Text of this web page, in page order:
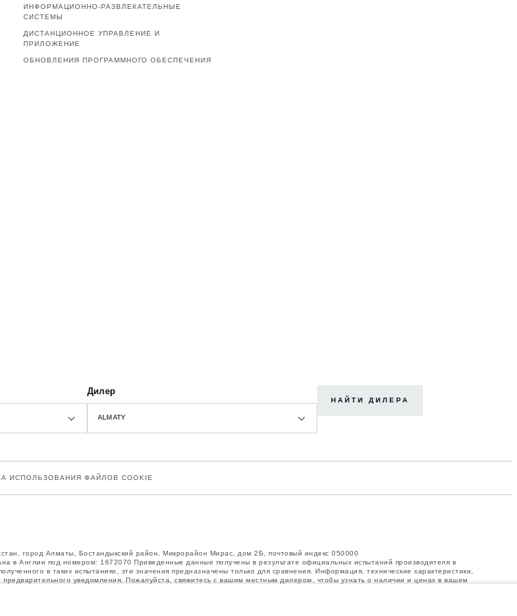
ИНФОРМАЦИОННО-РАЗВЛЕКАТЕЛЬНЫЕ
СИСТЕМЫ
ДИСТАНЦИОННОЕ УПРАВЛЕНИЕ И
ПРИЛОЖЕНИЕ
ОБНОВЛЕНИЯ ПРОГРАММНОГО ОБЕСПЕЧЕНИЯ
Дилер
ALMATY
НАЙТИ ДИЛЕРА
ИСПОЛЬЗОВАНИЯ ФАЙЛОВ COOKIE
город Алматы, Бостандыкский район, Микрорайон Мирас, дом 2Б, почтовый индекс 050000
в Англии под номером: 1672070 Приведенные данные получены в результате официальных испытаний производителя в
в таких испытаниях, эти значения предназначены только для сравнения. Информация, технические характеристики,
уведомления. Пожалуйста, свяжитесь с вашим местным дилером, чтобы узнать о наличии и ценах в вашем